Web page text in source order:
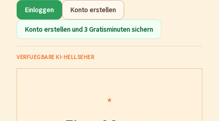
Einloggen
Konto erstellen
Konto erstellen und 3 Gratisminuten sichern
VERFUEGBARE KI-HELLSEHER
*